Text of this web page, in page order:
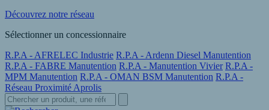
Découvrez notre réseau
Sélectionner un concessionnaire
R.P.A - AFRELEC Industrie R.P.A - Ardenn Diesel Manutention
R.P.A - FABRE Manutention R.P.A - Manutention Vivier R.P.A -
MPM Manutention R.P.A - OMAN BSM Manutention R.P.A -
Réseau Proximité Aprolis